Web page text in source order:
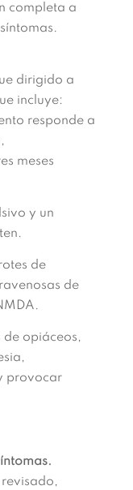
completa a
dirigido a
incluye:
responde a
meses
y un
de
de
de opiáceos,
provocar
revisado,